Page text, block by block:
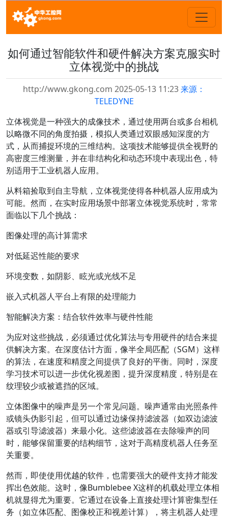
如何通过智能软件和硬件解决方案克服实时
立体视觉中的挑战
http://www.gkong.com 2025-05-13 11:23来源：
TELEDYNE
立体视觉是一种强大的成像技术，通过使用两台或多台相机
以略微不同的角度拍摄，模拟人类通过双眼感知深度的方
式，从而捕捉环境的三维结构。这项技术能够提供全视野的
高密度三维测量，并在非结构化和动态环境中表现出色，特
别适用于工业机器人应用。
从料箱捡取到自主导航，立体视觉使得各种机器人应用成为
可能。然而，在实时应用场景中部署立体视觉系统时，常常
面临以下几个挑战：
图像处理的高计算需求
对低延迟性能的要求
环境变数，如阴影、眩光或光线不足
嵌入式机器人平台上有限的处理能力
智能解决方案：结合软件效率与硬件性能
为应对这些挑战，必须通过优化算法与专用硬件的结合来提
供解决方案。在深度估计方面，像半全局匹配（SGM）这样
的算法，在速度和精度之间提供了良好的平衡。同时，深度
学习技术可以进一步优化视差图，提升深度精度，特别是在
纹理较少或被遮挡的区域。
立体图像中的噪声是另一个常见问题。噪声通常由光照条件
或镜头伪影引起，但可以通过边缘保持滤波器（如双边滤波
器或引导滤波器）来最小化。这些滤波器在去除噪声的同
时，能够保留重要的结构细节，这对于高精度机器人任务至
关重要。
然而，即使使用优越的软件，也需要强大的硬件支持才能发
挥出色效能。这时，像Bumblebee X这样的机载处理立体相
机就显得尤为重要。它通过在设备上直接处理计算密集型任
务（如立体匹配、图像校正和视差计算），将主机器人处理